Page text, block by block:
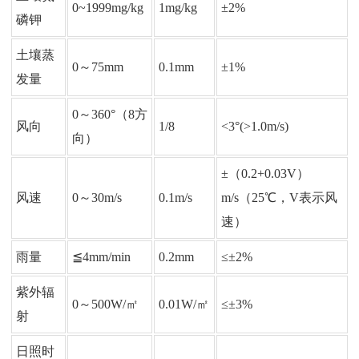
磷钾
0~1999mg/kg 1mg/kg ±2%
土壤蒸
发量
0～75mm 0.1mm ±1%
风向
0～360°（8方
向）
1/8 <3°(>1.0m/s)
风速 0～30m/s 0.1m/s
±（0.2+0.03V）
m/s（25℃，V表示风
速）
雨量 ≦4mm/min 0.2mm ≤±2%
紫外辐
射
0～500W/㎡ 0.01W/㎡ ≤±3%
日照时